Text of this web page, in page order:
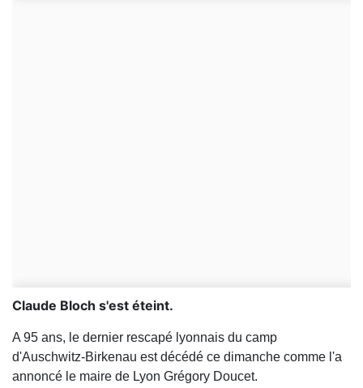
Claude Bloch s'est éteint.
A 95 ans, le dernier rescapé lyonnais du camp
d'Auschwitz-Birkenau est décédé ce dimanche comme l'a
annoncé le maire de Lyon Grégory Doucet.